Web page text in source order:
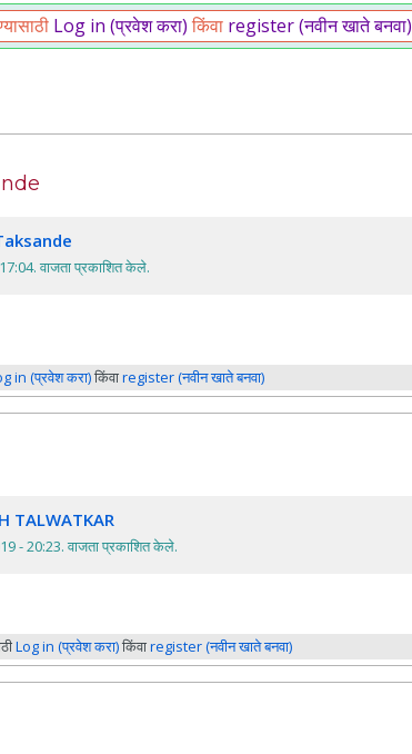
Log in (प्रवेश करा)किंवा register (नवीन खाते बनवा)
. वाजता प्रकाशित केले.
in (प्रवेश करा)किंवाregister (नवीन खाते बनवा)
TALWATKAR
- 20:23. वाजता प्रकाशित केले.
Log in (प्रवेश करा)किंवाregister (नवीन खाते बनवा)